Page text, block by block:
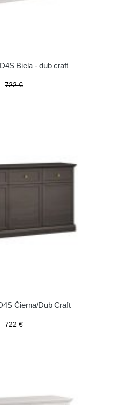
Biela - dub craft
722 €
Čierna/Dub Craft
722 €